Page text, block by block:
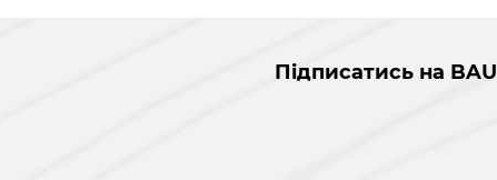
Підписатись на